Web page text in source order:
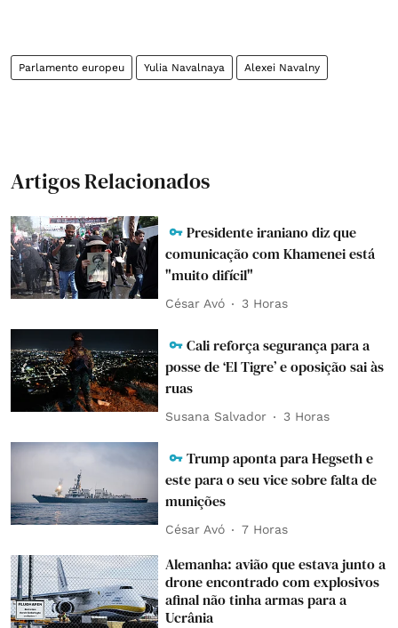
Parlamento europeu Yulia Navalnaya Alexei Navalny
Artigos Relacionados
Presidente iraniano diz que
comunicação com Khamenei está
"muito difícil"
César Avó 3 Horas
Cali reforça segurança para a
posse de ‘El Tigre’ e oposição sai às
ruas
Susana Salvador 3 Horas
Trump aponta para Hegseth e
este para o seu vice sobre falta de
munições
César Avó 7 Horas
Alemanha: avião que estava junto a
drone encontrado com explosivos
afinal não tinha armas para a
Ucrânia